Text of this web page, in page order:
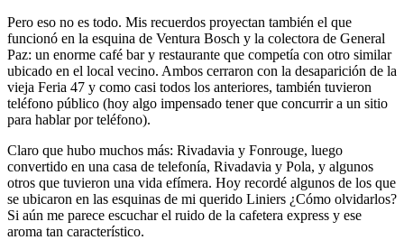
Pero eso no es todo. Mis recuerdos proyectan también el que
funcionó en la esquina de Ventura Bosch y la colectora de General
Paz: un enorme café bar y restaurante que competía con otro similar
ubicado en el local vecino. Ambos cerraron con la desaparición de la
vieja Feria 47 y como casi todos los anteriores, también tuvieron
teléfono público (hoy algo impensado tener que concurrir a un sitio
para hablar por teléfono).
Claro que hubo muchos más: Rivadavia y Fonrouge, luego
convertido en una casa de telefonía, Rivadavia y Pola, y algunos
otros que tuvieron una vida efímera. Hoy recordé algunos de los que
se ubicaron en las esquinas de mi querido Liniers ¿Cómo olvidarlos?
Si aún me parece escuchar el ruido de la cafetera express y ese
aroma tan característico.